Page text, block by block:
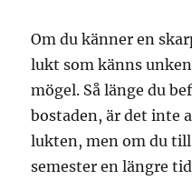
Om du känner en
lukt som känns
mögel. Så länge du
bostaden, är det inte
lukten, men om du
semester en längre